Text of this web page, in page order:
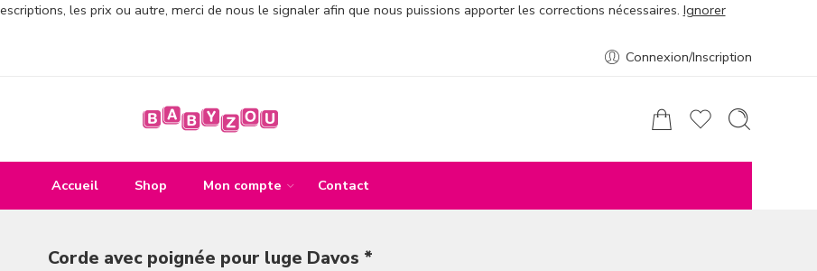
les prix ou autre, merci de nous le signaler afin que nous puissions apporter les corrections nécessaires. Ignorer
Connexion/Inscription
Accueil Shop Mon compte Contact
Corde avec poignée pour luge Davos *